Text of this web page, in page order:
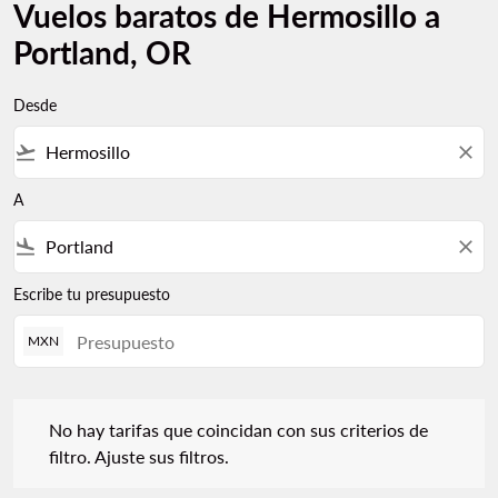
Vuelos baratos de Hermosillo a
Portland, OR
Desde
flight_takeoff close
A
flight_land close
Escribe tu presupuesto
MXN
No hay tarifas que coincidan con sus criterios de
filtro. Ajuste sus filtros.